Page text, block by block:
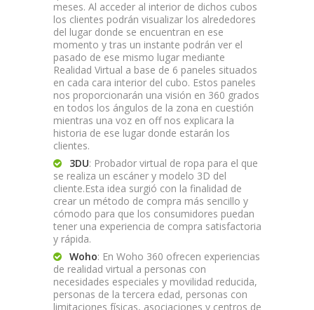
meses. Al acceder al interior de dichos cubos
los clientes podrán visualizar los alrededores
del lugar donde se encuentran en ese
momento y tras un instante podrán ver el
pasado de ese mismo lugar mediante
Realidad Virtual a base de 6 paneles situados
en cada cara interior del cubo. Estos paneles
nos proporcionarán una visión en 360 grados
en todos los ángulos de la zona en cuestión
mientras una voz en off nos explicara la
historia de ese lugar donde estarán los
clientes.
3DU: Probador virtual de ropa para el que
se realiza un escáner y modelo 3D del
cliente.Esta idea surgió con la finalidad de
crear un método de compra más sencillo y
cómodo para que los consumidores puedan
tener una experiencia de compra satisfactoria
y rápida.
Woho: En Woho 360 ofrecen experiencias
de realidad virtual a personas con
necesidades especiales y movilidad reducida,
personas de la tercera edad, personas con
limitaciones físicas, asociaciones y centros de